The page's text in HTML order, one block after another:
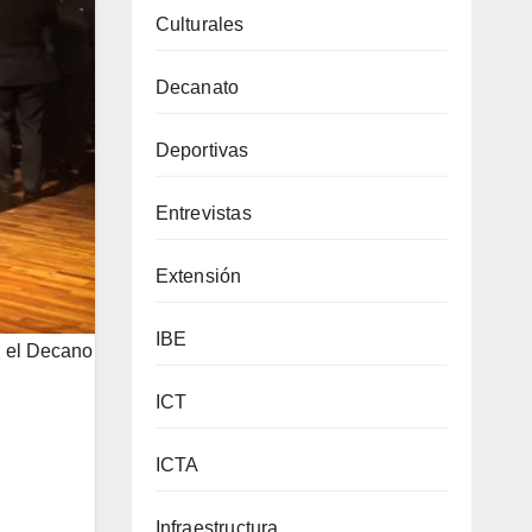
el Decano
Culturales
Decanato
Deportivas
Entrevistas
Extensión
IBE
ICT
ICTA
Infraestructura